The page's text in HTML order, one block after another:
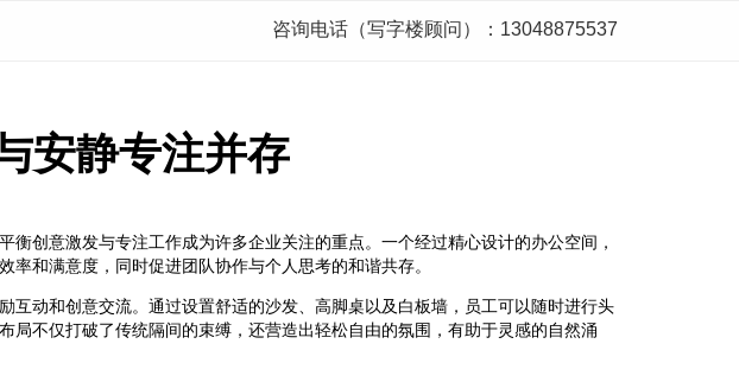
咨询电话（写字楼顾问）：13048875537
安静专注并存
衡创意激发与专注工作成为许多企业关注的重点。一个经过精心设计的办公空间，
率和满意度，同时促进团队协作与个人思考的和谐共存。
互动和创意交流。通过设置舒适的沙发、高脚桌以及白板墙，员工可以随时进行头
局不仅打破了传统隔间的束缚，还营造出轻松自由的氛围，有助于灵感的自然涌